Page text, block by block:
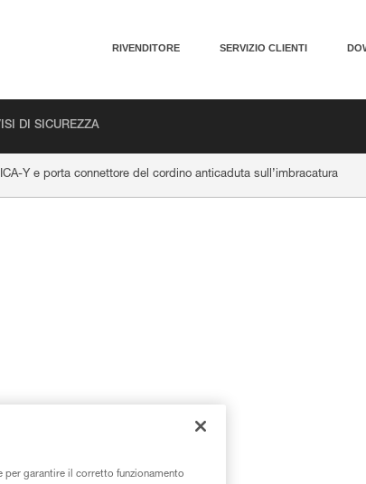
RIVENDITORE SERVIZIO CLIENTI
DI SICUREZZA
Y e porta connettore del cordino anticaduta sull’imbracatura
è pericoloso,
per garantire il corretto funzionamento